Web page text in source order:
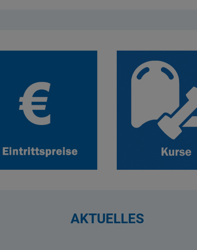
AKTUELLES